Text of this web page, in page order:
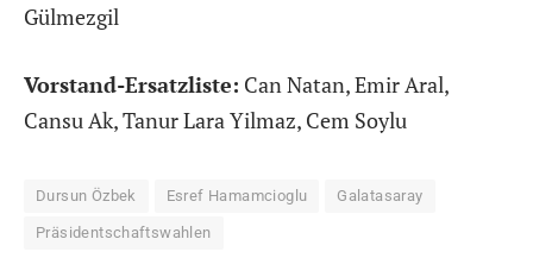
Gülmezgil
Vorstand-Ersatzliste: Can Natan, Emir Aral,
Cansu Ak, Tanur Lara Yilmaz, Cem Soylu
Dursun Özbek Esref Hamamcioglu Galatasaray
Präsidentschaftswahlen